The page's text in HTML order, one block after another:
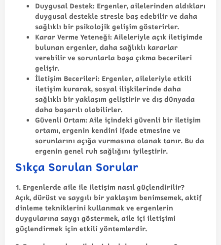
Duygusal Destek: Ergenler, ailelerinden aldıkları
duygusal destekle stresle baş edebilir ve daha
sağlıklı bir psikolojik gelişim gösterirler.
Karar Verme Yeteneği: Aileleriyle açık iletişimde
bulunan ergenler, daha sağlıklı kararlar
verebilir ve sorunlarla başa çıkma becerileri
gelişir.
İletişim Becerileri: Ergenler, aileleriyle etkili
iletişim kurarak, sosyal ilişkilerinde daha
sağlıklı bir yaklaşım geliştirir ve dış dünyada
daha başarılı olabilirler.
Güvenli Ortam: Aile içindeki güvenli bir iletişim
ortamı, ergenin kendini ifade etmesine ve
sorunlarını açığa vurmasına olanak tanır. Bu da
ergenin genel ruh sağlığını iyileştirir.
Sıkça Sorulan Sorular
1. Ergenlerde aile ile iletişim nasıl güçlendirilir?
Açık, dürüst ve saygılı bir yaklaşım benimsemek, aktif
dinleme tekniklerini kullanmak ve ergenlerin
duygularına saygı göstermek, aile içi iletişimi
güçlendirmek için etkili yöntemlerdir.